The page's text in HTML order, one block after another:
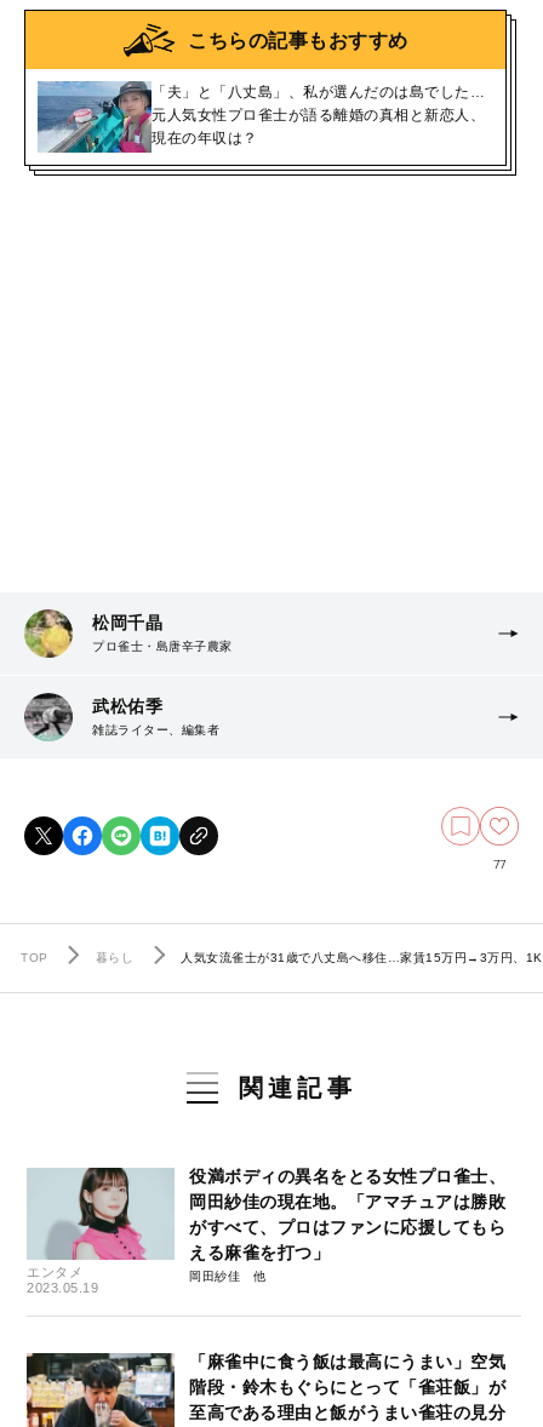
こちらの記事もおすすめ
「夫」と「八丈島」、私が選んだのは島でした…
元人気女性プロ雀士が語る離婚の真相と新恋人、
現在の年収は？
松岡千晶
プロ雀士・島唐辛子農家
武松佑季
雑誌ライター、編集者
77
TOP 暮らし 人気女流雀士が31歳で八丈島へ移住…家賃15万円→3万円、
関連記事
エンタメ
2023.05.19
役満ボディの異名をとる女性プロ雀士、
岡田紗佳の現在地。「アマチュアは勝敗
がすべて、プロはファンに応援してもら
える麻雀を打つ」
岡田紗佳
「麻雀中に食う飯は最高にうまい」空気
階段・鈴木もぐらにとって「雀荘飯」が
至高である理由と飯がうまい雀荘の見分